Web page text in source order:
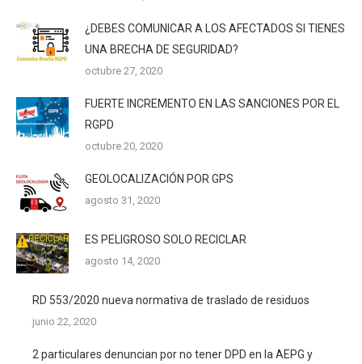
¿DEBES COMUNICAR A LOS AFECTADOS SI TIENES
UNA BRECHA DE SEGURIDAD?
octubre 27, 2020
FUERTE INCREMENTO EN LAS SANCIONES POR EL
RGPD
octubre 20, 2020
GEOLOCALIZACIÓN POR GPS
agosto 31, 2020
ES PELIGROSO SOLO RECICLAR
agosto 14, 2020
RD 553/2020 nueva normativa de traslado de residuos
junio 22, 2020
2 particulares denuncian por no tener DPD en la AEPG y